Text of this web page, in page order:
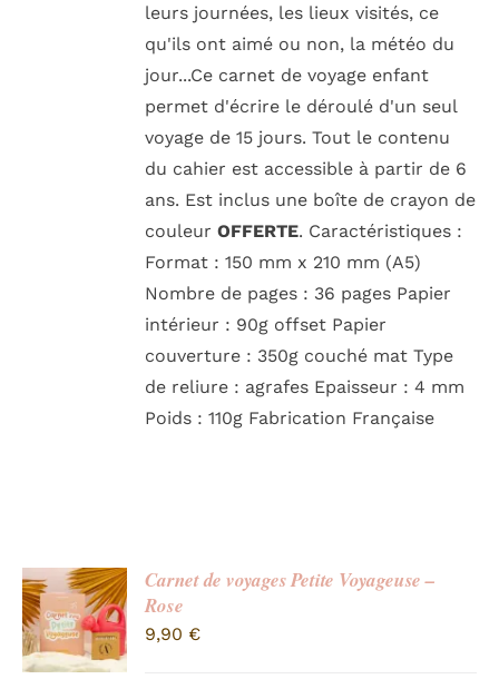
leurs journées, les lieux visités, ce
qu'ils ont aimé ou non, la météo du
jour...Ce carnet de voyage enfant
permet d'écrire le déroulé d'un seul
voyage de 15 jours. Tout le contenu
du cahier est accessible à partir de 6
ans. Est inclus une boîte de crayon de
couleurOFFERTE. Caractéristiques :
Format : 150 mm x 210 mm (A5)
Nombre de pages : 36 pages Papier
intérieur : 90g offset Papier
couverture : 350g couché mat Type
de reliure : agrafes Epaisseur : 4 mm
Poids : 110g Fabrication Française
Carnet de voyages Petite Voyageuse –
Rose
9,90 €